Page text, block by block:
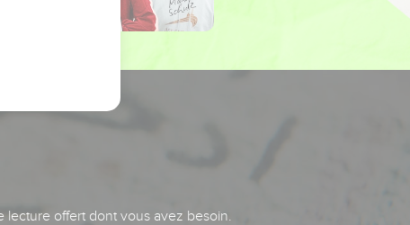
offert dont vous avez besoin.